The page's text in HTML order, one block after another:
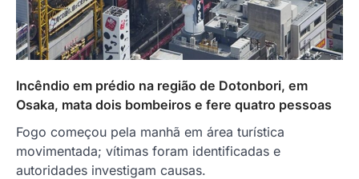
Incêndio em prédio na região de Dotonbori, em
Osaka, mata dois bombeiros e fere quatro pessoas
Fogo começou pela manhã em área turística
movimentada; vítimas foram identificadas e
autoridades investigam causas.